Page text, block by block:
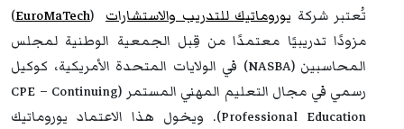
المتسارعة في عالم الأعمال والتمويل.
كما تعكس هذه الشراكة الاستراتيجية بين يوروماتيك وACCA
رؤية مشتركة تهدف إلىرفع كفاءة رأس المال البشري
، وإعداد
جيل من المحاسبين والخبراء الماليين القادرين على قيادة
تُعتبر شركة يوروماتيك للتدريب والاستشارات (
EuroMaTech
)
مزودًا تدريبيًا معتمدًا من قِبل الجمعية الوطنية لمجلس
المحاسبين (NASBA) في الولايات المتحدة الأمريكية، كوكيل
رسمي في مجال التعليم المهني المستمر (CPE – Continuing
Professional Education). ويخول هذا الاعتماد يوروماتيك